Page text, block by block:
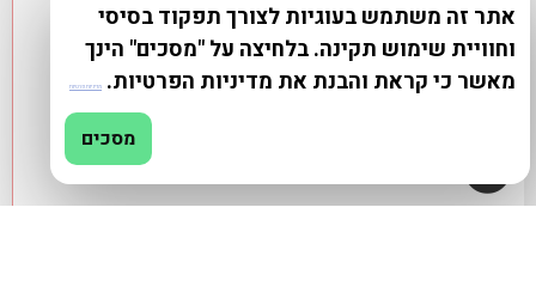
אתר זה משתמש בעוגיות לצורך תפקוד בסיסי
וחוויית שימוש תקינה. בלחיצה על "מסכים" הינך
מאשר כי קראת והבנת את מדיניות הפרטיות. מדיניות פרטיות
מסכים